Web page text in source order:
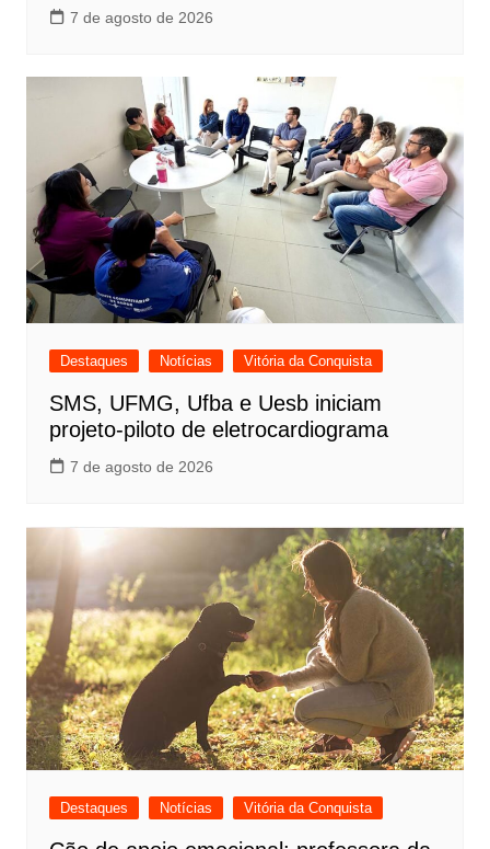
7 de agosto de 2026
Destaques Notícias Vitória da Conquista
SMS, UFMG, Ufba e Uesb iniciam
projeto-piloto de eletrocardiograma
7 de agosto de 2026
Destaques Notícias Vitória da Conquista